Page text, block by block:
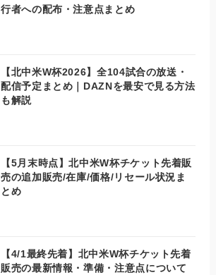
行者への配布・注意点まとめ
【北中米W杯2026】全104試合の放送・
配信予定まとめ｜DAZNを最安で見る方法
も解説
【5月末時点】北中米W杯チケット先着販
売の追加販売/在庫/価格/リセール状況ま
とめ
【4/1最終先着】北中米W杯チケット先着
販売の最新情報・準備・注意点について